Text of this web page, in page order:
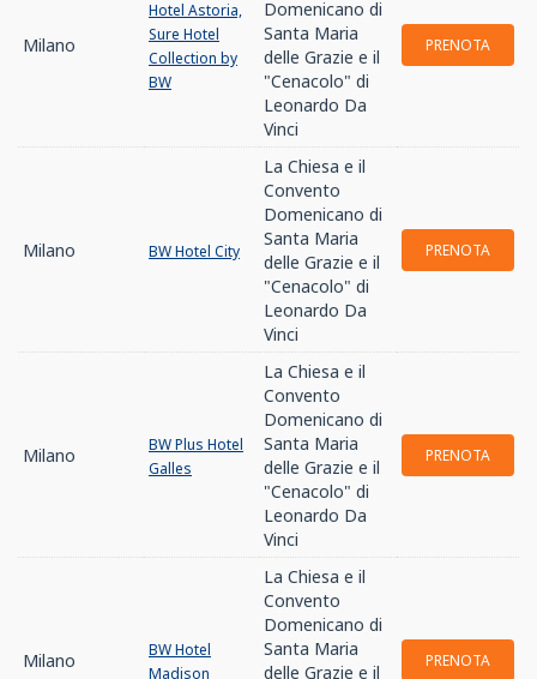
Milano
Hotel Astoria,
Sure Hotel
Collection by
BW
Domenicano di
Santa Maria
delle Grazie e il
"Cenacolo" di
Leonardo Da
Vinci
PRENOTA
Milano BW Hotel City
La Chiesa e il
Convento
Domenicano di
Santa Maria
delle Grazie e il
"Cenacolo" di
Leonardo Da
Vinci
PRENOTA
Milano
BW Plus Hotel
Galles
La Chiesa e il
Convento
Domenicano di
Santa Maria
delle Grazie e il
"Cenacolo" di
Leonardo Da
Vinci
PRENOTA
Milano
BW Hotel
Madison
La Chiesa e il
Convento
Domenicano di
Santa Maria
delle Grazie e il
PRENOTA